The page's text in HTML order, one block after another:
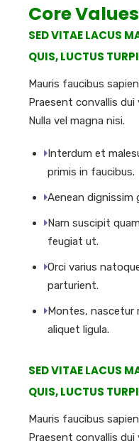
Core Values
SED VITAE LACUS
QUIS, LUCTUS
Mauris faucibus
Praesent convallis dui
Nulla vel magna nisi.
Interdum et
primis in faucibus.
Aenean dignissim
Nam suscipit
feugiat ut.
Orci varius
parturient.
Montes, nascetur
aliquet ligula.
SED VITAE LACUS
QUIS, LUCTUS
Mauris faucibus
Praesent convallis dui